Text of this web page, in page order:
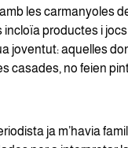
les carmanyoles
productes i jocs
joventut: aquelles
casades, no feien
ja m’havia